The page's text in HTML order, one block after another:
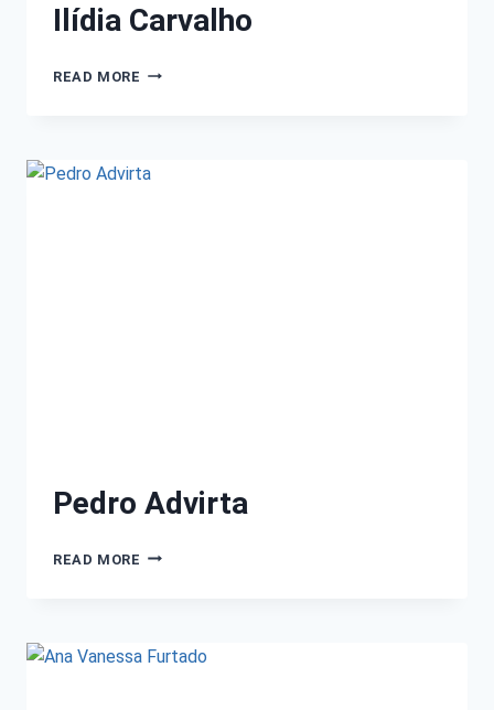
Ilídia Carvalho
READ MORE
Pedro Advirta
READ MORE